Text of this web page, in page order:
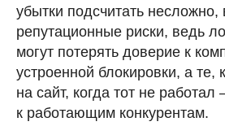
убытки подсчитать несложно,
репутационные риски, ведь
могут потерять доверие к
устроенной блокировки, а те,
на сайт, когда тот не
к работающим конкурентам.